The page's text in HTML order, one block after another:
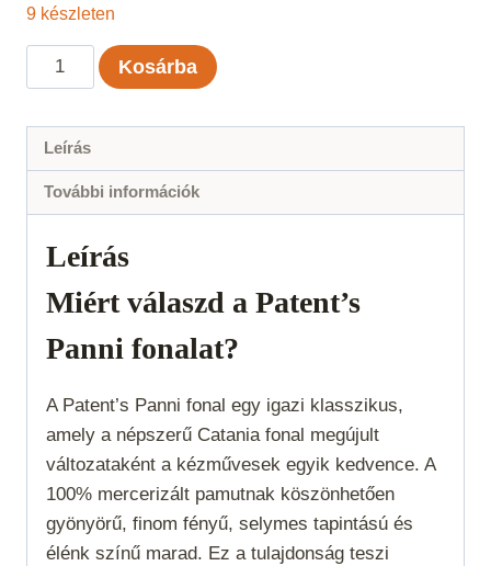
9 készleten
Panni
-
mennyiség
Kosárba
Leírás
További információk
Leírás
Miért válaszd a Patent’s
Panni fonalat?
A Patent’s Panni fonal egy igazi klasszikus,
amely a népszerű Catania fonal megújult
változataként a kézművesek egyik kedvence. A
100% mercerizált pamutnak köszönhetően
gyönyörű, finom fényű, selymes tapintású és
élénk színű marad. Ez a tulajdonság teszi